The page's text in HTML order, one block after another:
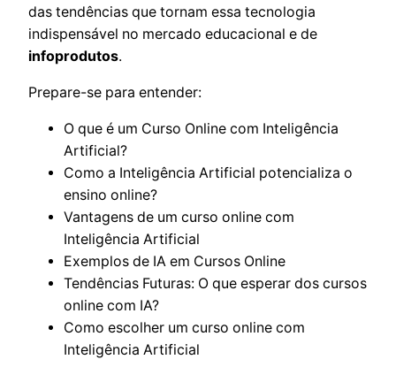
das tendências que tornam essa tecnologia
indispensável no mercado educacional e de
infoprodutos.
Prepare-se para entender:
O que é um Curso Online com Inteligência
Artificial?
Como a Inteligência Artificial potencializa o
ensino online?
Vantagens de um curso online com
Inteligência Artificial
Exemplos de IA em Cursos Online
Tendências Futuras: O que esperar dos cursos
online com IA?
Como escolher um curso online com
Inteligência Artificial